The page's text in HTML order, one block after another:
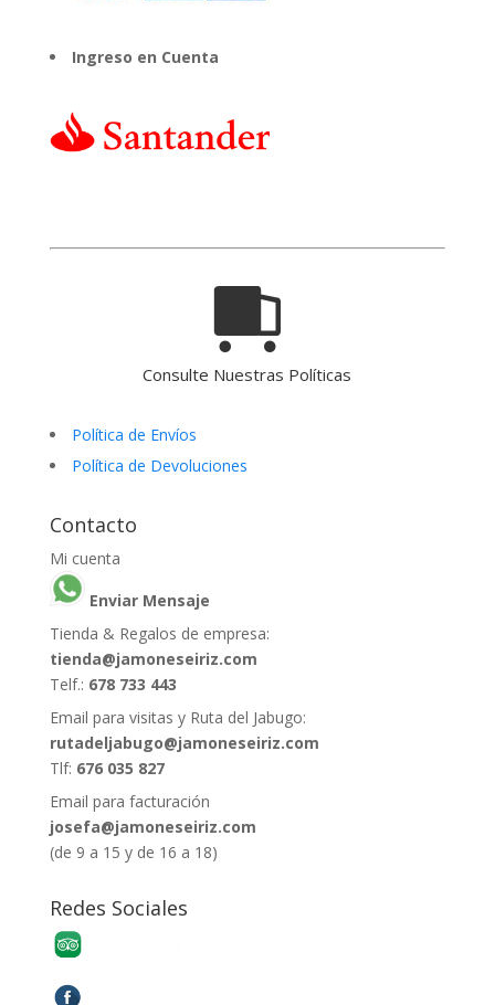
Ingreso en Cuenta
Consulte Nuestras Políticas
Política de Envíos
Política de Devoluciones
Contacto
Mi cuenta
Enviar Mensaje
Tienda & Regalos de empresa:
tienda@jamoneseiriz.com
Telf.: 678 733 443
Email para visitas y Ruta del Jabugo:
rutadeljabugo@jamoneseiriz.com
Tlf: 676 035 827
Email para facturación
josefa@jamoneseiriz.com
(de 9 a 15 y de 16 a 18)
Redes Sociales